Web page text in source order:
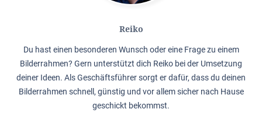
Reiko
Du hast einen besonderen Wunsch oder eine Frage zu einem
Bilderrahmen? Gern unterstützt dich Reiko bei der Umsetzung
deiner Ideen. Als Geschäftsführer sorgt er dafür, dass du deinen
Bilderrahmen schnell, günstig und vor allem sicher nach Hause
geschickt bekommst.